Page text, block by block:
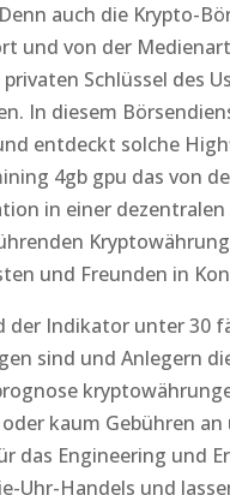
auch die Krypto-
und von der
Schlüssel des
In diesem
entdeckt solche
4gb gpu das von
in einer
und Freunden in
der Indikator unter 30
sind und Anlegern
kaum Gebühren
das Engineering und
Uhr-Handels und